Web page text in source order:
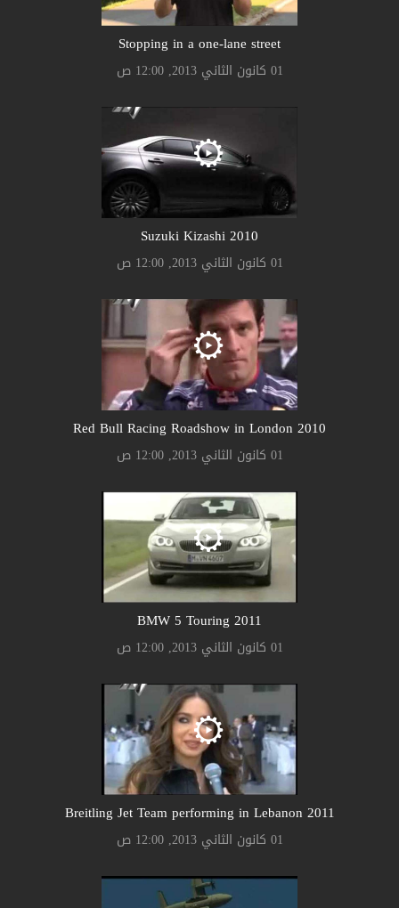
Stopping in a one-lane street
01 كانون الثاني 2013, 12:00 ص
Suzuki Kizashi 2010
01 كانون الثاني 2013, 12:00 ص
2010 Red Bull Racing Roadshow in London
01 كانون الثاني 2013, 12:00 ص
2011 BMW 5 Touring
01 كانون الثاني 2013, 12:00 ص
2011 Breitling Jet Team performing in Lebanon
01 كانون الثاني 2013, 12:00 ص